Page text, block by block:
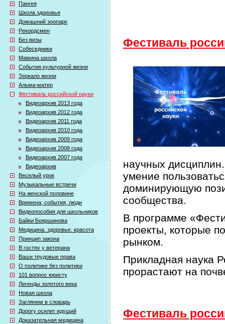
Пангея
Школа здоровья
Домашний зоопарк
Рекордсмен
Без визы
Собеседники
Мамина школа
События культурной жизни
Зеркало жизни
Альма-матер
Фестиваль российской науки
Видеоархив 2013 года
Видеоархив 2012 года
Видеоархив 2011 года
Видеоархив 2010 года
Видеоархив 2009 года
Видеоархив 2008 года
Видеоархив 2007 года
Видеоархив
Веселый урок
Музыкальные встречи
На женской половине
Времена, события, люди
Видеопособия для школьников
Байки Бояршинова
Медицина. здоровье. красота
Принцип закона
В гостях у ветерана
Ваши трудовые права
О политике без политики
101 вопрос юристу
Легенды золотого века
Новая школа
Заглянем в словарь
Дорогу осилит идущий
Доказательная медицина
Фестиваль
научных
умение
доминирующую
сообщества.
В программе
проекты, которые
рынком.
Прикладная наука
прорастают на
Фестиваль